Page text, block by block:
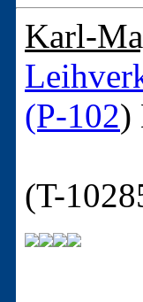
Karl-
(P-102)
(T-